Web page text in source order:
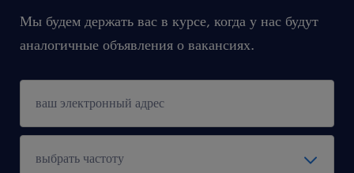
Мы будем держать вас в курсе, когда у нас будут
аналогичные объявления о вакансиях.